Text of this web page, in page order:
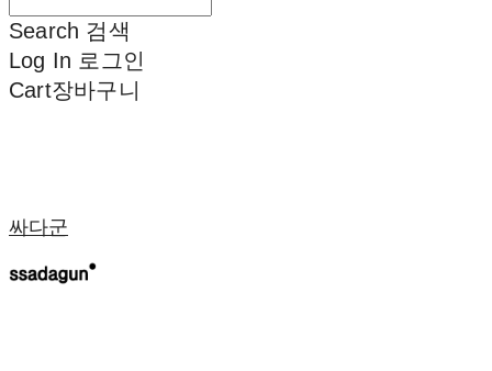
Search 검색
Log In 로그인
Cart장바구니
싸다군